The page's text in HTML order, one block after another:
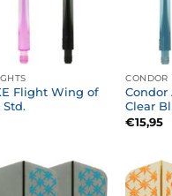
Flight Wing of
Std.
CONDOR
Condor
Clear
€15,95